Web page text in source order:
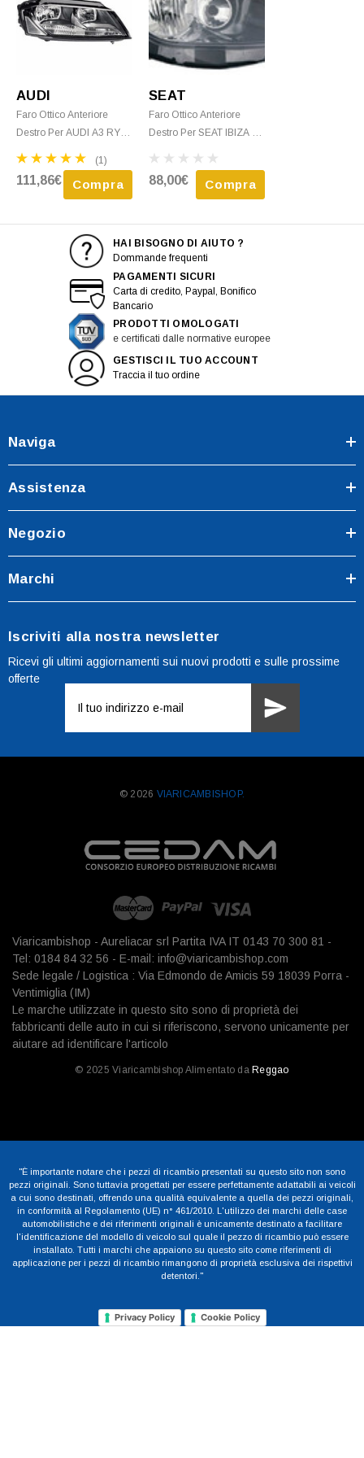
AUDI
Faro Ottico Anteriore
Destro Per AUDI A3 RY -
2008 > 2012 H7+H7
C/Corpo Nero Nuovo
(1)
111,86€ Compra
SEAT
Faro Ottico Anteriore
Destro Per SEAT IBIZA -
Elettrico C/ Corpo Nero
Nuovo
88,00€ Compra
HAI BISOGNO DI AIUTO ?
Dommande frequenti
PAGAMENTI SICURI
Carta di credito, Paypal, Bonifico
Bancario
PRODOTTI OMOLOGATI
e certificati dalle normative europee
GESTISCI IL TUO ACCOUNT
Traccia il tuo ordine
Naviga
Assistenza
Negozio
Marchi
Iscriviti alla nostra newsletter
Ricevi gli ultimi aggiornamenti sui nuovi prodotti e sulle prossime
offerte
mail
© 2026 VIARICAMBISHOP.
Viaricambishop - Aureliacar srl Partita IVA IT 0143 70 300 81 -
Tel: 0184 84 32 56 - E-mail: info@viaricambishop.com
Sede legale / Logistica : Via Edmondo de Amicis 59 18039 Porra -
Ventimiglia (IM)
Le marche utilizzate in questo sito sono di proprietà dei
fabbricanti delle auto in cui si riferiscono, servono unicamente per
aiutare ad identificare l'articolo
© 2025 Viaricambishop Alimentato da Reggao
"È importante notare che i pezzi di ricambio presentati su questo sito non sono
pezzi originali. Sono tuttavia progettati per essere perfettamente adattabili ai veicoli
a cui sono destinati, offrendo una qualità equivalente a quella dei pezzi originali,
in conformità al Regolamento (UE) n° 461/2010. L'utilizzo dei marchi delle case
automobilistiche e dei riferimenti originali è unicamente destinato a facilitare
l'identificazione del modello di veicolo sul quale il pezzo di ricambio può essere
installato. Tutti i marchi che appaiono su questo sito come riferimenti di
applicazione per i pezzi di ricambio rimangono di proprietà esclusiva dei rispettivi
detentori."
Privacy Policy Cookie Policy